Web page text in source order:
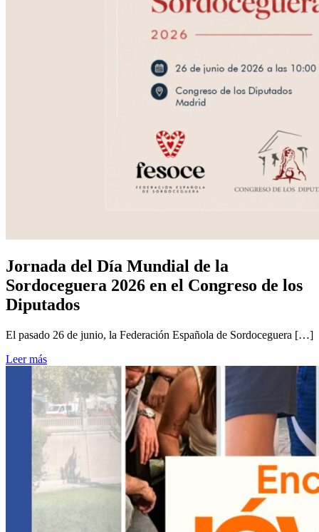
Jornada del Día Mundial de la
Sordoceguera 2026 en el Congreso de los
Diputados
El pasado 26 de junio, la Federación Española de Sordoceguera […]
Leer más